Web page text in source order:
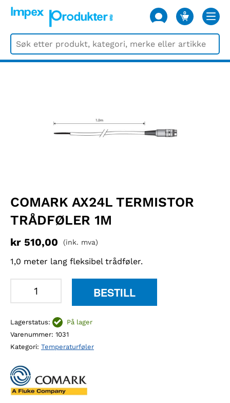
0
VARER
COMARK AX24L TERMISTOR
TRÅDFØLER 1M
kr 510,00 (ink. mva)
1,0 meter lang fleksibel trådføler.
trådføler
1m
antall
BESTILL
Lagerstatus:
På lager
Varenummer: 1031
Kategori: Temperaturføler